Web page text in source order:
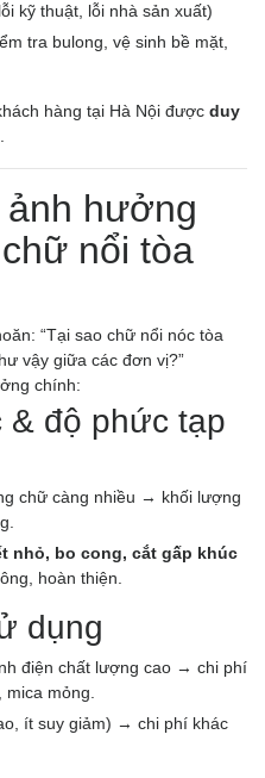
kỹ thuật, lỗi nhà sản xuất)
tra bulong, vệ sinh bề mặt,
hàng tại Hà Nội được duy
ảnh hưởng
nổi tòa
“Tại sao chữ nổi nóc tòa
vậy giữa các đơn vị?”
chính:
độ phức tạp
chữ càng nhiều → khối lượng
nhỏ, bo cong, cắt gấp khúc
hoàn thiện.
dụng
điện chất lượng cao → chi phí
mỏng.
ít suy giảm) → chi phí khác